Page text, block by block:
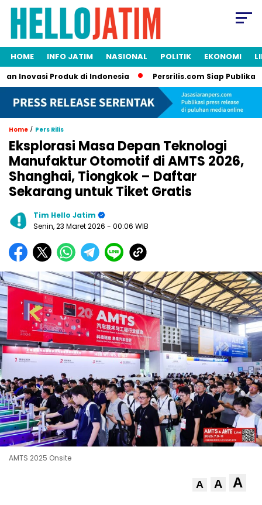
HOME INFO JATIM NASIONAL POLITIK EKONOMI
Produk di Indonesia Persrilis.com Siap Publikasikan
Home / Pers Rilis
Eksplorasi Masa Depan Teknologi
Manufaktur Otomotif di AMTS 2026,
Shanghai, Tiongkok – Daftar
Sekarang untuk Tiket Gratis
Tim Hello Jatim
Senin, 23 Maret 2026 - 00:06 WIB
AMTS 2025 Onsite
A A A